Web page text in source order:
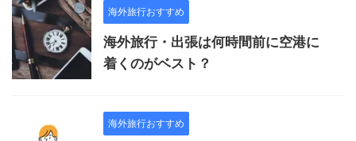
海外旅行おすすめ
海外旅行・出張は何時間前に空港に
着くのがベスト？
海外旅行おすすめ